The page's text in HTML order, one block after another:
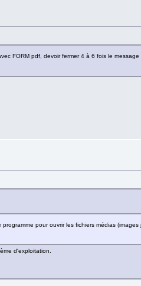
FORM pdf, devoir fermer 4 à 6 fois le
pour ouvrir les fichiers médias
d'exploitation.